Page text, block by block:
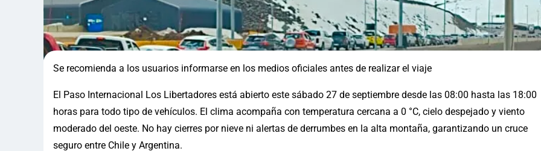
Se recomienda a los usuarios informarse en los medios oficiales antes de realizar el viaje
El Paso Internacional Los Libertadores está abierto este sábado 27 de septiembre desde las 08:00 hasta las 18:00
horas para todo tipo de vehículos. El clima acompaña con temperatura cercana a 0 °C, cielo despejado y viento
moderado del oeste. No hay cierres por nieve ni alertas de derrumbes en la alta montaña, garantizando un cruce
seguro entre Chile y Argentina.